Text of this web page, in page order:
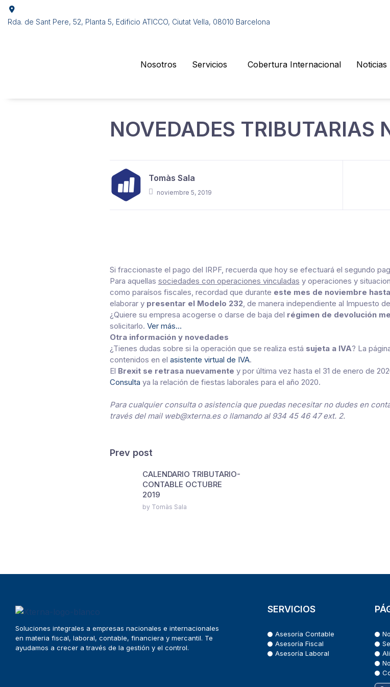
Rda. de Sant Pere, 52, Planta 5, Edificio ATICCO, Ciutat Vella, 08010 Barcelona
Nosotros Servicios Cobertura Internacional Noticias
NOVEDADES TRIBUTARIAS
Tomàs Sala
noviembre 5, 2019
Si fraccionaste el pago del IRPF, recuerda que hoy se efectuará el segundo
Para aquellas sociedades con operaciones vinculadas y operaciones y
como paraísos fiscales, recordad que durante este mes de noviembre
elaborar y presentar el Modelo 232, de manera independiente al Impuesto
¿Quiere su empresa acogerse o darse de baja del régimen de devolución
solicitarlo. Ver más…
Otra información y novedades
¿Tienes dudas sobre si la operación que se realiza está sujeta a IVA? La
contenidos en el asistente virtual de IVA.
El Brexit se retrasa nuevamente y por última vez hasta el 31 de enero de
Consulta ya la relación de fiestas laborales para el año 2020.
Para cualquier consulta o asistencia que puedas necesitar no dudes en
través del mail web@xterna.es o llamando al 934 45 46 47 ext. 2.
Prev post
CALENDARIO TRIBUTARIO-
CONTABLE OCTUBRE
2019
by Tomàs Sala
Soluciones integrales a empresas nacionales e internacionales
en materia fiscal, laboral, contable, financiera y mercantil. Te
ayudamos a crecer a través de la gestión y el control.
SERVICIOS
Asesoría Contable
Asesoría Fiscal
Asesoría Laboral